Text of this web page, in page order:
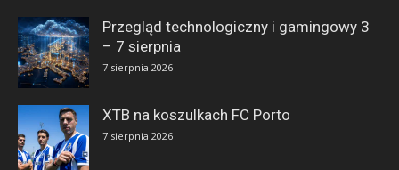
Przegląd technologiczny i gamingowy 3
– 7 sierpnia
7 sierpnia 2026
XTB na koszulkach FC Porto
7 sierpnia 2026